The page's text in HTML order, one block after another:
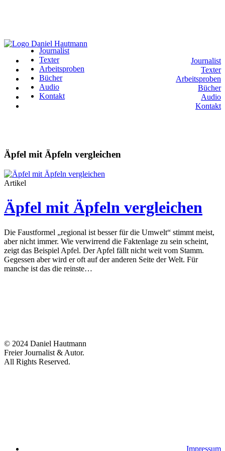
Journalist
Texter
Arbeitsproben
Bücher
Audio
Kontakt
Journalist
Texter
Arbeitsproben
Bücher
Audio
Kontakt
Äpfel mit Äpfeln vergleichen
Artikel
Äpfel mit Äpfeln vergleichen
Die Faustformel „regional ist besser für die Umwelt“ stimmt meist,
aber nicht immer. Wie verwirrend die Faktenlage zu sein scheint,
zeigt das Beispiel Apfel. Der Apfel fällt nicht weit vom Stamm.
Gegessen aber wird er oft auf der anderen Seite der Welt. Für
manche ist das die reinste…
© 2024 Daniel Hautmann
Freier Journalist & Autor.
All Rights Reserved.
Impressum